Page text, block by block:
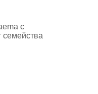
с
семейства